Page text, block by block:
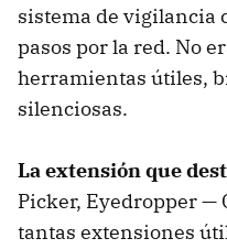
sistema de vigilancia
pasos por la red. No
herramientas útiles,
silenciosas.
La extensión que
Picker, Eyedropper —
tantas extensiones